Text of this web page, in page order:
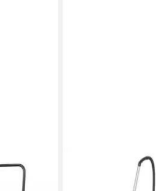
Nass-Trocken-Sauger